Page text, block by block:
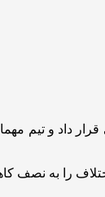
با موتا، او را در